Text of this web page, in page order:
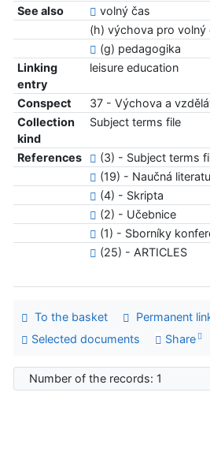
See also
volný čas
(h) výchova pro volný
(g) pedagogika
Linking
entry
leisure education
Conspect
37 - Výchova a
Collection
kind
Subject terms file
References
(3) - Subject terms
(19) - Naučná
(4) - Skripta
(2) - Učebnice
(1) - Sborníky
(25) - ARTICLES
To the basket Permanent
Selected documents
Share
Number of the records: 1